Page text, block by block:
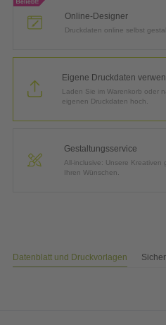
Online-Designer
Druckdaten online selbst
Eigene Druckdaten
Laden Sie im Warenkorb oder
eigenen Druckdaten hoch.
Gestaltungsservice
All-inclusive: Unsere
Ihren Wünschen.
Datenblatt und Druckvorlagen